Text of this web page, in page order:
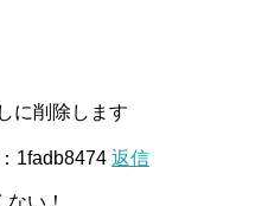
に削除します
：1fadb8474 返信